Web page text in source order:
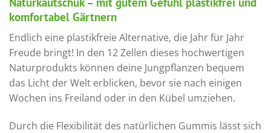
komfortabel Gärtnern
Endlich eine plastikfreie Alternative, die Jahr für Jahr
Freude bringt! In den 12 Zellen dieses hochwertigen
Naturprodukts können deine Jungpflanzen bequem
das Licht der Welt erblicken, bevor sie nach einigen
Wochen ins Freiland oder in den Kübel umziehen.
Durch die Flexibilität des natürlichen Gummis lässt sich